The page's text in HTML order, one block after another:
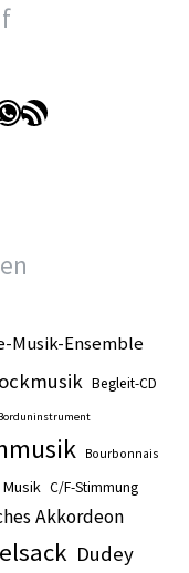
RSS-Feed
Musik-Ensemble
Begleit-CD
Bourbonnais
C/F-Stimmung
Akkordeon
Dudey